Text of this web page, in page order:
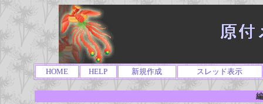
HOME HELP 新規作成 スレッド表示